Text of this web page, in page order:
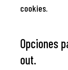
cookies.
Opciones
out.